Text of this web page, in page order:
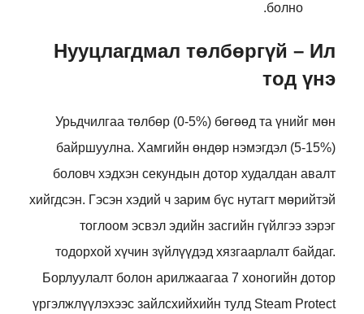
болно.
Нууцлагдмал төлбөргүй – Ил
тод үнэ
Урьдчилгаа төлбөр (0-5%) бөгөөд та үнийг мөн
байршуулна. Хамгийн өндөр нэмэгдэл (5-15%)
боловч хэдхэн секундын дотор худалдан авалт
хийгдсэн. Гэсэн хэдий ч зарим бүс нутагт мөрийтэй
тоглоом эсвэл эдийн засгийн гүйлгээ зэрэг
тодорхой хүчин зүйлүүдэд хязгаарлалт байдаг.
Борлуулалт болон арилжаагаа 7 хоногийн дотор
үргэлжлүүлэхээс зайлсхийхийн тулд Steam Protect